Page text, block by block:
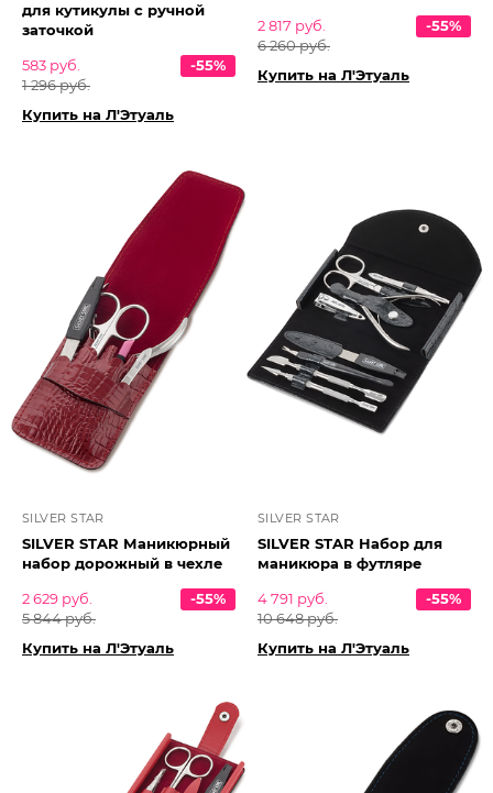
для кутикулы с ручной
заточкой
583 руб.
1 296 руб.
-55%
Купить на Л'Этуаль
2 817 руб.
6 260 руб.
-55%
Купить на Л'Этуаль
SILVER STAR
SILVER STAR Маникюрный
набор дорожный в чехле
2 629 руб.
5 844 руб.
-55%
Купить на Л'Этуаль
SILVER STAR
SILVER STAR Набор для
маникюра в футляре
4 791 руб.
10 648 руб.
-55%
Купить на Л'Этуаль